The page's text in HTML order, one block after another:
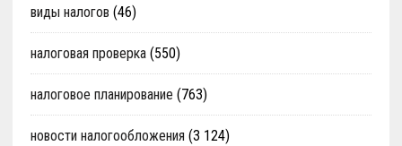
виды налогов (46)
налоговая проверка(550)
налоговое планирование (763)
новости налогообложения (3 124)